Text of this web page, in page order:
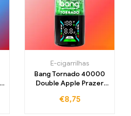
E-cigarrilhas
Bang Tornado 40000
Double Apple Prazer
com frutado intenso
€8,75